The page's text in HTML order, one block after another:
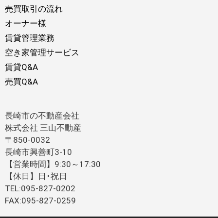
売買取引の流れ
オーナー様
賃貸管理業務
空き家管理サービス
賃貸Q&A
売買Q&A
長崎市の不動産会社
株式会社 三山不動産
〒850-0032
長崎市興善町3-10
【営業時間】9:30～17:30
【休日】日･祝日
TEL:095-827-0202
FAX:095-827-0259